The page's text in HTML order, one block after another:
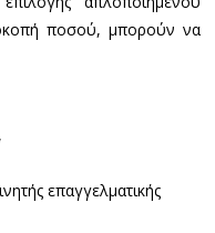
ποσού, μπορούν να
επαγγελματικής